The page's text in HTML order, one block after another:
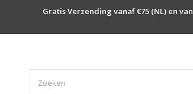
Gratis Verzending vanaf €75 (NL) en